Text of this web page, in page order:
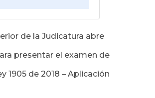
de la Judicatura abre
presentar el examen de
1905 de 2018 – Aplicación